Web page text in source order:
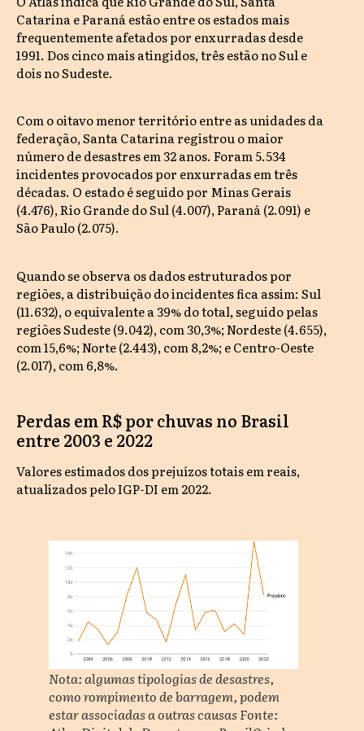
Catarina e Paraná estão entre os estados mais
frequentemente afetados por enxurradas desde
1991. Dos cinco mais atingidos, três estão no Sul e
dois no Sudeste.
Com o oitavo menor território entre as unidades da
federação, Santa Catarina registrou o maior
número de desastres em 32 anos. Foram 5.534
incidentes provocados por enxurradas em três
décadas. O estado é seguido por Minas Gerais
(4.476), Rio Grande do Sul (4.007), Paraná (2.091) e
São Paulo (2.075).
Quando se observa os dados estruturados por
regiões, a distribuição do incidentes fica assim: Sul
(11.632), o equivalente a 39% do total, seguido pelas
regiões Sudeste (9.042), com 30,3%; Nordeste (4.655),
com 15,6%; Norte (2.443), com 8,2%; e Centro-Oeste
(2.017), com 6,8%.
Perdas em R$ por chuvas no Brasil
entre 2003 e 2022
Valores estimados dos prejuízos totais em reais,
atualizados pelo IGP-DI em 2022.
Nota: algumas tipologias de desastres,
como rompimento de barragem, podem
estar associadas a outras causas Fonte: